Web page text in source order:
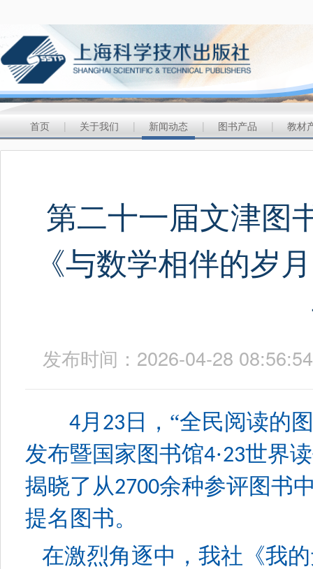
首页 | 关于我们 | 新闻动态 | 图书产品 | 教材
第二十一届文津图
《与数学相伴的岁
发布时间：2026-04-28
4月 23 日，“全民阅读的
发布暨国家图书馆4·23世界
揭晓了从2700余种参评图书
提名图书。
在激烈角逐中，我社《我